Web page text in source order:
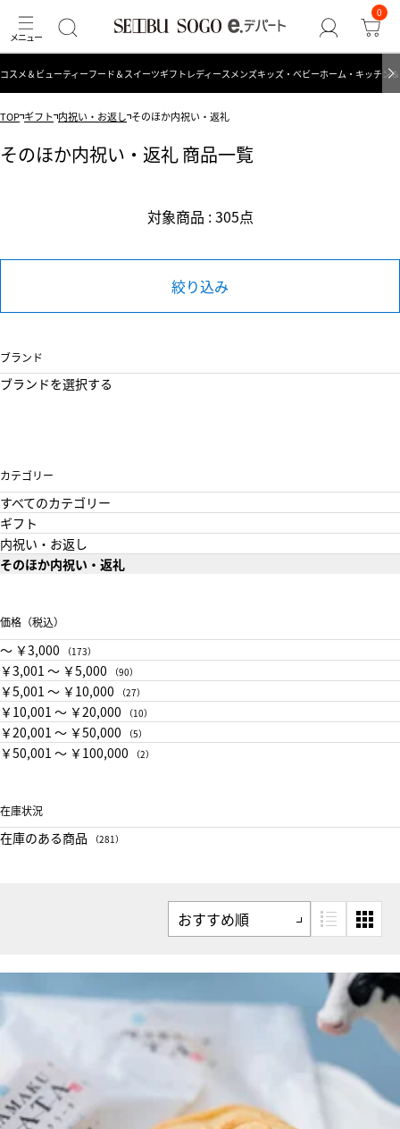
0
コスメ＆ビューティーフード＆スイーツギフト レディース メンズキッズ・ベビーホーム・キッチン
TOP ギフト 内祝い・お返し そのほか内祝い・返礼
そのほか内祝い・返礼 商品一覧
対象商品 : 305点
絞り込み
ブランド
ブランドを選択する
カテゴリー
すべてのカテゴリー
ギフト
内祝い・お返し
そのほか内祝い・返礼
価格（税込）
〜 ￥3,000 （173）
￥3,001 〜 ￥5,000 （90）
￥5,001 〜 ￥10,000 （27）
￥10,001 〜 ￥20,000 （10）
￥20,001 〜 ￥50,000 （5）
￥50,001 〜 ￥100,000 （2）
在庫状況
在庫のある商品 （281）